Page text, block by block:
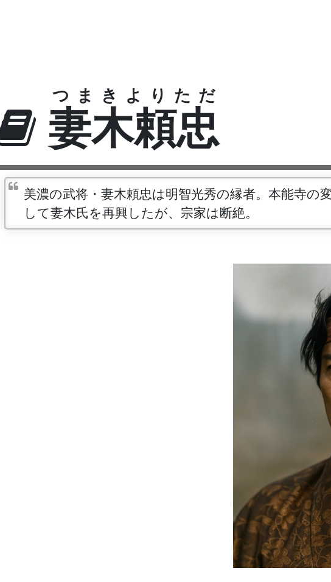
妻木頼忠
つまきよりただ
美濃の武将・妻木頼忠は明智光秀の縁者。本能寺
して妻木氏を再興したが、宗家は断絶。